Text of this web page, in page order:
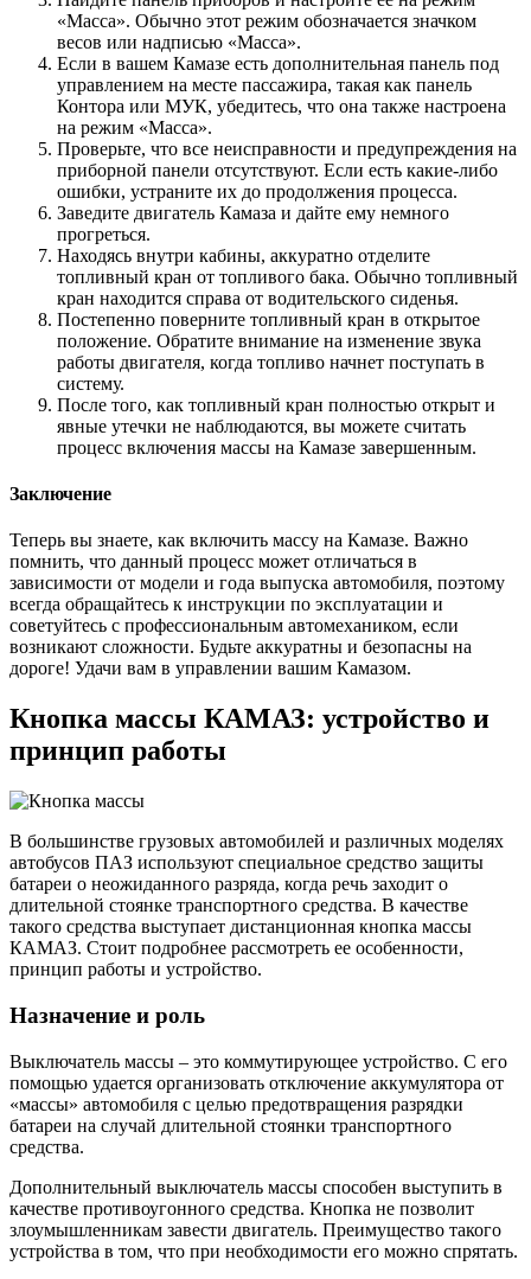
«Масса». Обычно этот режим обозначается значком
весов или надписью «Масса».
Если в вашем Камазе есть дополнительная панель под
управлением на месте пассажира, такая как панель
Контора или МУК, убедитесь, что она также настроена
на режим «Масса».
Проверьте, что все неисправности и предупреждения на
приборной панели отсутствуют. Если есть какие-либо
ошибки, устраните их до продолжения процесса.
Заведите двигатель Камаза и дайте ему немного
прогреться.
Находясь внутри кабины, аккуратно отделите
топливный кран от топливого бака. Обычно топливный
кран находится справа от водительского сиденья.
Постепенно поверните топливный кран в открытое
положение. Обратите внимание на изменение звука
работы двигателя, когда топливо начнет поступать в
систему.
После того, как топливный кран полностью открыт и
явные утечки не наблюдаются, вы можете считать
процесс включения массы на Камазе завершенным.
Заключение
Теперь вы знаете, как включить массу на Камазе. Важно
помнить, что данный процесс может отличаться в
зависимости от модели и года выпуска автомобиля, поэтому
всегда обращайтесь к инструкции по эксплуатации и
советуйтесь с профессиональным автомехаником, если
возникают сложности. Будьте аккуратны и безопасны на
дороге! Удачи вам в управлении вашим Камазом.
Кнопка массы КАМАЗ: устройство и
принцип работы
В большинстве грузовых автомобилей и различных моделях
автобусов ПАЗ используют специальное средство защиты
батареи о неожиданного разряда, когда речь заходит о
длительной стоянке транспортного средства. В качестве
такого средства выступает дистанционная кнопка массы
КАМАЗ. Стоит подробнее рассмотреть ее особенности,
принцип работы и устройство.
Назначение и роль
Выключатель массы – это коммутирующее устройство. С его
помощью удается организовать отключение аккумулятора от
«массы» автомобиля с целью предотвращения разрядки
батареи на случай длительной стоянки транспортного
средства.
Дополнительный выключатель массы способен выступить в
качестве противоугонного средства. Кнопка не позволит
злоумышленникам завести двигатель. Преимущество такого
устройства в том, что при необходимости его можно спрятать.